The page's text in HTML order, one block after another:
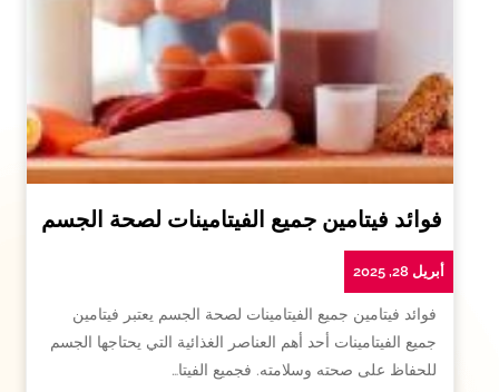
فوائد فيتامين جميع الفيتامينات لصحة الجسم
أبريل 28, 2025
فوائد فيتامين جميع الفيتامينات لصحة الجسم يعتبر فيتامين
جميع الفيتامينات أحد أهم العناصر الغذائية التي يحتاجها الجسم
للحفاظ على صحته وسلامته. فجميع الفيتا…